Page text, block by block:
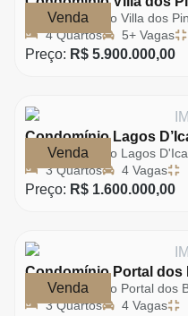
Venda
Condomínio Villa dos
4 Quartos
5+ Vagas
Preço: R$ 5.900.000,00
Venda
Condomínio Lagos
Condomínio Lagos
3 Quartos
4 Vagas
Preço: R$ 1.600.000,00
Venda
Condomínio Portal dos
Condomínio Portal dos
3 Quartos
4 Vagas